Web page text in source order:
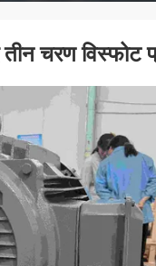
चरण विस्फोट